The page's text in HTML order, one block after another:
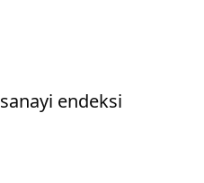
endeksi